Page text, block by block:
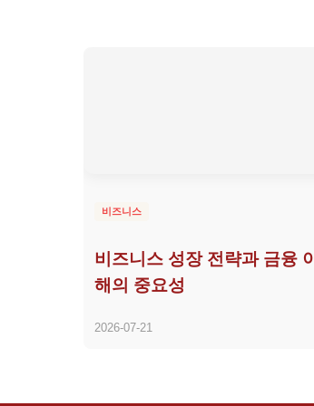
비즈니스
비즈니스 성장 전략과 금융 이
해의 중요성
2026-07-21